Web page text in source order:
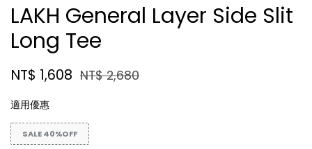
LAKH General Layer Side Slit
Long Tee
NT$ 1,608 NT$ 2,680
適用優惠
SALE 40%OFF